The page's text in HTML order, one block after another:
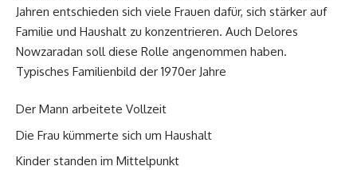
Jahren entschieden sich viele Frauen dafür, sich stärker auf
Familie und Haushalt zu konzentrieren. Auch Delores
Nowzaradan soll diese Rolle angenommen haben.
Typisches Familienbild der 1970er Jahre
Der Mann arbeitete Vollzeit
Die Frau kümmerte sich um Haushalt
Kinder standen im Mittelpunkt